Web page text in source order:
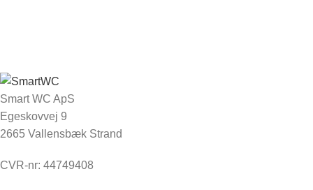
Smart WC ApS
Egeskovvej 9
2665 Vallensbæk Strand
CVR-nr: 44749408